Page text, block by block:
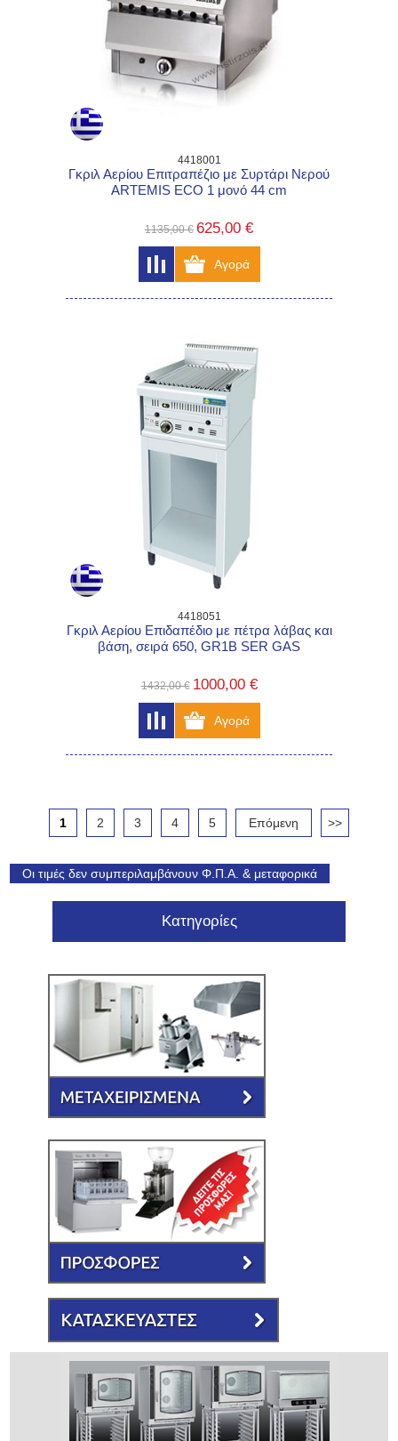
4418001
Γκριλ Αερίου Επιτραπέζιο με Συρτάρι Νερού
ARTEMIS ECO 1 μονό 44 cm
1135,00 € 625,00 €
4418051
Γκριλ Αερίου Επιδαπέδιο με πέτρα λάβας και
βάση, σειρά 650, GR1B SER GAS
1432,00 € 1000,00 €
1 2 3 4 5 Επόμενη >>
Οι τιμές δεν συμπεριλαμβάνουν Φ.Π.Α. & μεταφορικά
Κατηγορίες